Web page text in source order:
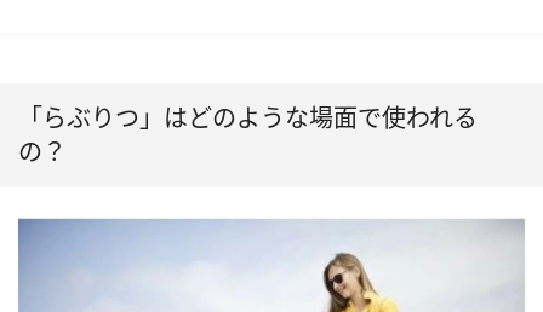
「らぶりつ」はどのような場面で使われる
の？